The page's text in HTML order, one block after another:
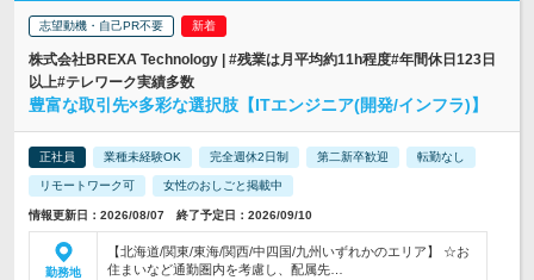
志望動機・自己PR不要
株式会社BREXA Technology | #残業は月平均約11h程度#年間休日123日
以上#テレワーク実績多数
豊富な取引先×多彩な選択肢【ITエンジニア(開発/インフラ)】
正社員 業種未経験OK 完全週休2日制 第二新卒歓迎 転勤なし
リモートワーク可 女性のおしごと掲載中
情報更新日：2026/08/07 終了予定日：2026/09/10
勤務地
【北海道/関東/東海/関西/中四国/九州いずれかのエリア】 ☆お
住まいなど通勤圏内を考慮し、配属先…